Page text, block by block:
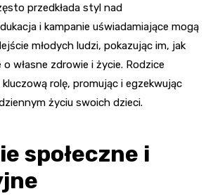
przedkłada styl nad
i kampanie uświadamiające mogą
młodych ludzi, pokazując im, jak
własne zdrowie i życie. Rodzice
rolę, promując i egzekwując
życiu swoich dzieci.
społeczne i